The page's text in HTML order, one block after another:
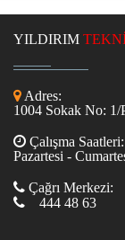
YILDIRIM
Adres:
1004 Sokak No:
Çalışma Saatleri:
Pazartesi -
Çağrı Merkezi:
444 48 63